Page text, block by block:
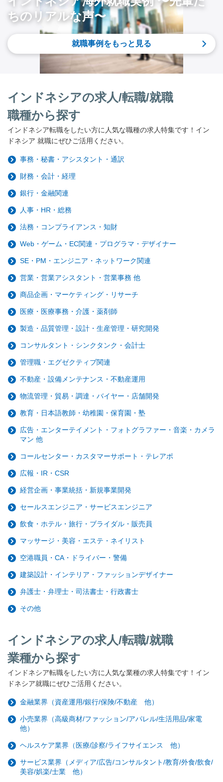
ちのリアルな声〜
就職事例をもっと見る
インドネシアの求人/転職/就職
職種から探す
インドネシア転職をしたい方に人気な職種の求人特集です！イン
ドネシア 就職にぜひご活用ください。
事務・秘書・アシスタント・通訳
財務・会計・経理
銀行・金融関連
人事・HR・総務
法務・コンプライアンス・知財
Web・ゲーム・EC関連・プログラマ・デザイナー
SE・PM・エンジニア・ネットワーク関連
営業・営業アシスタント・営業事務 他
商品企画・マーケティング・リサーチ
医療・医療事務・介護・薬剤師
製造・品質管理・設計・生産管理・研究開発
コンサルタント・シンクタンク・会計士
管理職・エグゼクティブ関連
不動産・設備メンテナンス・不動産運用
物流管理・貿易・調達・バイヤー・店舗開発
教育・日本語教師・幼稚園・保育園・塾
広告・エンターテイメント・フォトグラファー・音楽・カメラ
マン 他
コールセンター・カスタマーサポート・テレアポ
広報・IR・CSR
経営企画・事業統括・新規事業開発
セールスエンジニア・サービスエンジニア
飲食・ホテル・旅行・ブライダル・販売員
マッサージ・美容・エステ・ネイリスト
空港職員・CA・ドライバー・警備
建築設計・インテリア・ファッションデザイナー
弁護士・弁理士・司法書士・行政書士
その他
インドネシアの求人/転職/就職
業種から探す
インドネシア転職をしたい方に人気な業種の求人特集です！イン
ドネシア就職にぜひご活用ください。
金融業界（資産運用/銀行/保険/不動産 他）
小売業界（高級商材/ファッション/アパレル/生活用品/家電
他）
ヘルスケア業界（医療/診察/ライフサイエンス 他）
サービス業界（メディア/広告/コンサルタント/教育/外食/飲食/
美容/娯楽/士業 他）